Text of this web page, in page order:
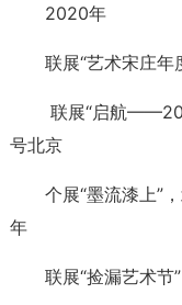
2020年
联展“艺术宋庄年
联展“启航
号北京
个展“墨流漆上”
年
联展“捡漏艺术节